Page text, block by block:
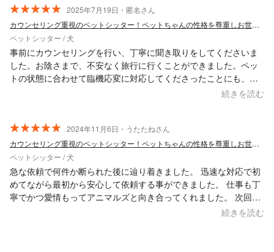
2025年7月19日・匿名さん
カウンセリング重視のペットシッター！ペットちゃんの性格を尊重しお世話いたします。
ペットシッター / 犬
事前にカウンセリングを行い、丁寧に聞き取りをしてくださいま
した。お陰さまで、不安なく旅行に行くことができました。ペッ
トの状態に合わせて臨機応変に対応してくださったことにも、大
変満足してます。また利用させていただこうと思ってます。続きを読む
2024年11月6日・うたたねさん
カウンセリング重視のペットシッター！ペットちゃんの性格を尊重しお世話いたします。
ペットシッター / 犬
急な依頼で何件か断られた後に辿り着きました。 迅速な対応で初
めてながら最初から安心して依頼する事ができました。 仕事も丁
寧でかつ愛情もってアニマルズと向き合ってくれました。 次回機
続きを読む